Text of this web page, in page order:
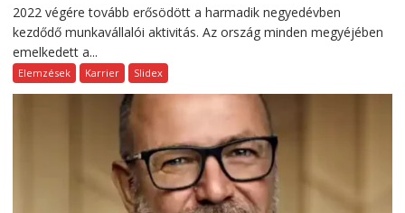
2022 végére tovább erősödött a harmadik negyedévben
kezdődő munkavállalói aktivitás. Az ország minden megyéjében
emelkedett a...
Elemzések Karrier Slidex